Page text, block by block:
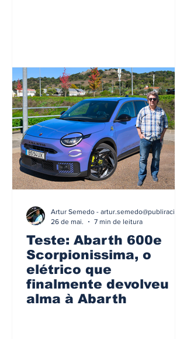
Teste: Abarth 600e
Scorpionissima, o
elétrico que
finalmente devolveu
alma à Abarth
26 de mai.
7 min de leitura